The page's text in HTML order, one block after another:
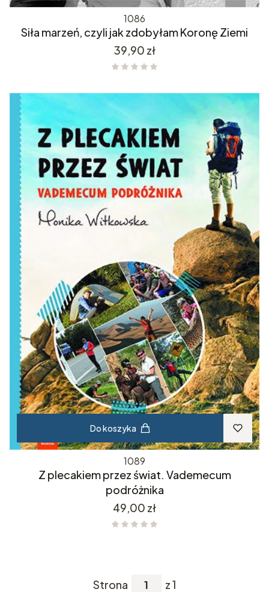
1086
Siła marzeń, czyli jak zdobyłam Koronę Ziemi
Cena
39,90 zł
Do koszyka
1089
Z plecakiem przez świat. Vademecum
podróżnika
Cena
49,00 zł
Strona z 1